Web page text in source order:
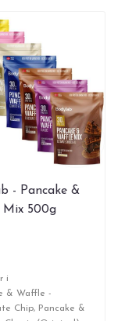
- Pancake &
Mix 500g
i
& Waffle -
Chip, Pancake &